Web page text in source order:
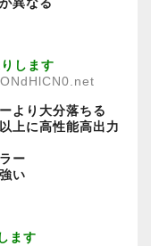
異なる
します
より大分落ちる
上に高性能高出力
ー
い
ます